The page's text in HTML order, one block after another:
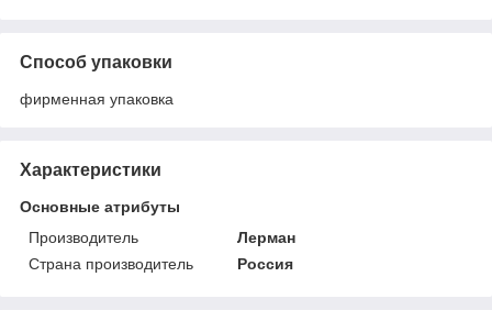
Способ упаковки
фирменная упаковка
Характеристики
Основные атрибуты
Производитель
Лерман
Страна производитель
Россия